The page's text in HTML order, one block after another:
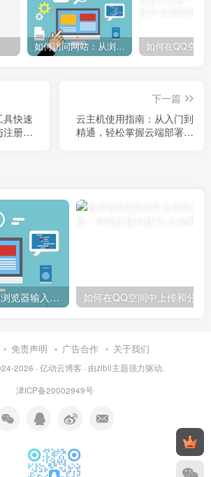
如何访问网站：从浏览器输入到页面加载的完整步骤详解
具快速
注册详
下一篇
云主机使用指南：从入门到
精通，轻松掌握云端部署与
如何访问网站：从浏览器输入到页面加载的完整步骤详解
免责声明 广告合作 关于我们
2026 · 亿动云博客 · 由zibll主题强力驱动.
津ICP备20002949号